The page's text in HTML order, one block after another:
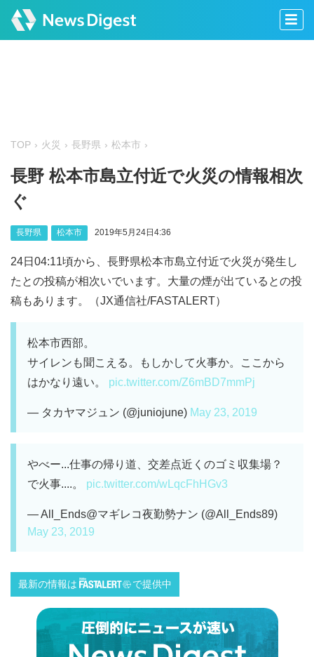
TOP 火災 長野県 松本市
長野 松本市島立付近で火災の情報相次
ぐ
長野県 松本市 2019年5月24日4:36
24日04:11頃から、長野県松本市島立付近で火災が発生し
たとの投稿が相次いでいます。大量の煙が出ているとの投
稿もあります。（JX通信社/FASTALERT）
松本市西部。
サイレンも聞こえる。もしかして火事か。ここから
はかなり遠い。 pic.twitter.com/Z6mBD7mmPj
— タカヤマジュン (@juniojune) May 23, 2019
やべー...仕事の帰り道、交差点近くのゴミ収集場？
で火事....。 pic.twitter.com/wLqcFhHGv3
— All_Ends@マギレコ夜勤勢ナン (@All_Ends89)
May 23, 2019
最新の情報は で提供中